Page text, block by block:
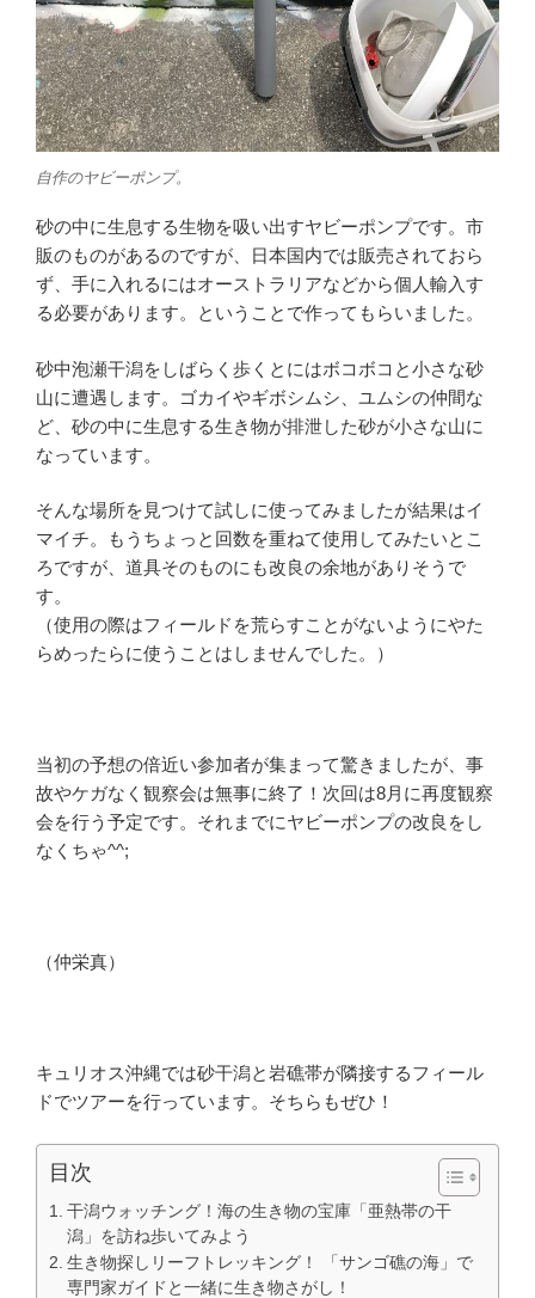
自作のヤビーポンプ。
砂の中に生息する生物を吸い出すヤビーポンプです。市
販のものがあるのですが、日本国内では販売されておら
ず、手に入れるにはオーストラリアなどから個人輸入す
る必要があります。ということで作ってもらいました。
砂中泡瀬干潟をしばらく歩くとにはボコボコと小さな砂
山に遭遇します。ゴカイやギボシムシ、ユムシの仲間な
ど、砂の中に生息する生き物が排泄した砂が小さな山に
なっています。
そんな場所を見つけて試しに使ってみましたが結果はイ
マイチ。もうちょっと回数を重ねて使用してみたいとこ
ろですが、道具そのものにも改良の余地がありそうで
す。
（使用の際はフィールドを荒らすことがないようにやた
らめったらに使うことはしませんでした。）
当初の予想の倍近い参加者が集まって驚きましたが、事
故やケガなく観察会は無事に終了！次回は8月に再度観察
会を行う予定です。それまでにヤビーポンプの改良をし
なくちゃ^^;
（仲栄真）
キュリオス沖縄では砂干潟と岩礁帯が隣接するフィール
ドでツアーを行っています。そちらもぜひ！
目次
干潟ウォッチング！海の生き物の宝庫「亜熱帯の干
潟」を訪ね歩いてみよう
生き物探しリーフトレッキング！ 「サンゴ礁の海」で
専門家ガイドと一緒に生き物さがし！